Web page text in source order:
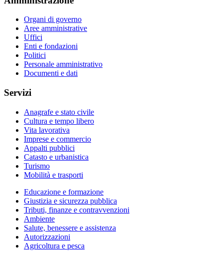
Organi di governo
Aree amministrative
Uffici
Enti e fondazioni
Politici
Personale amministrativo
Documenti e dati
Servizi
Anagrafe e stato civile
Cultura e tempo libero
Vita lavorativa
Imprese e commercio
Appalti pubblici
Catasto e urbanistica
Turismo
Mobilità e trasporti
Educazione e formazione
Giustizia e sicurezza pubblica
Tributi, finanze e contravvenzioni
Ambiente
Salute, benessere e assistenza
Autorizzazioni
Agricoltura e pesca